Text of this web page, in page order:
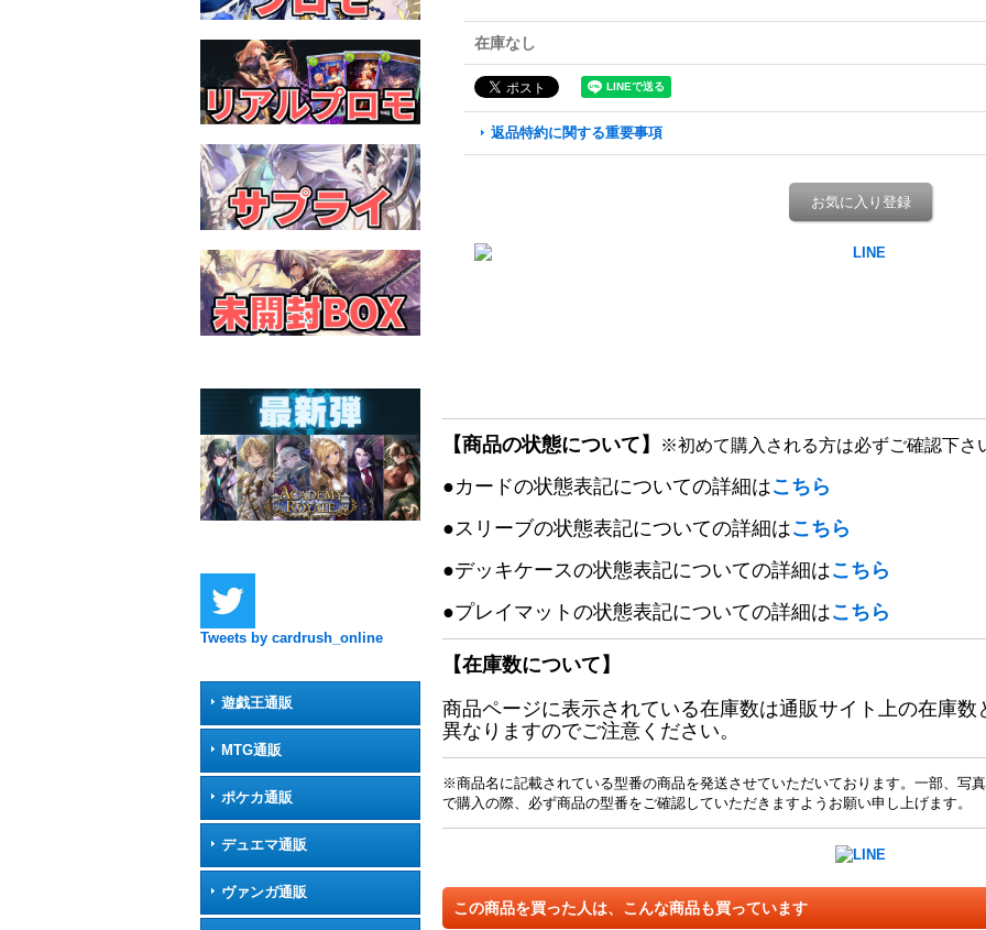
Tweets by cardrush_online
遊戯王通販
MTG通販
ポケカ通販
デュエマ通販
ヴァンガ通販
在庫なし
返品特約に関する重要事項
お気に入り登録
【商品の状態について】 ※初めて購入される方は必ずご確認下さ
●カードの状態表記についての詳細はこちら
●スリーブの状態表記についての詳細はこちら
●デッキケースの状態表記についての詳細はこちら
●プレイマットの状態表記についての詳細はこちら
【在庫数について】
商品ページに表示されている在庫数は通販サイト上の在庫
異なりますのでご注意ください。
※商品名に記載されている型番の商品を発送させていただいております。一部、写
で購入の際、必ず商品の型番をご確認していただきますようお願い申し上げます。
この商品を買った人は、こんな商品も買っています